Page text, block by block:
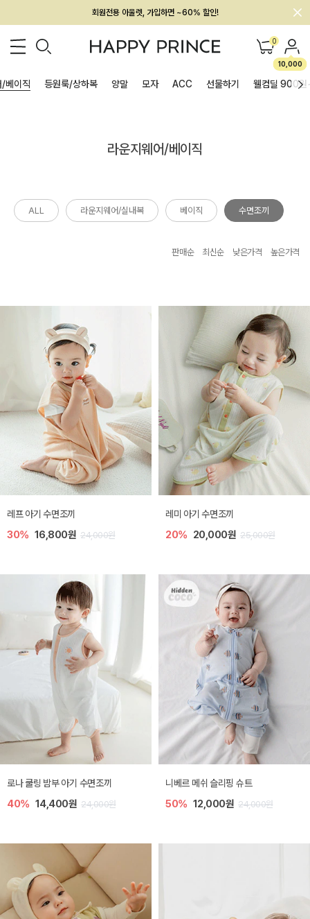
회원전용 아울렛, 가입하면 ~60% 할인!
멤버십 최대 28,000원 혜택 0
10,000
/베이직 등원룩/상하복 양말 모자 ACC 선물하기 웰컴딜 900원
라운지웨어/베이직
ALL 라운지웨어/실내복 베이직 수면조끼
판매순 최신순 낮은가격 높은가격
레프 아기 수면조끼
30% 16,800원 24,000원
레미 아기 수면조끼
20% 20,000원 25,000원
로나 쿨링 밤부 아기 수면조끼
40% 14,400원 24,000원
니베르 메쉬 슬리핑 슈트
50% 12,000원 24,000원